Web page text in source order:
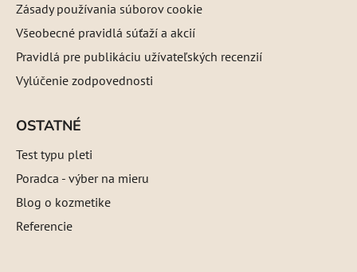
Zásady používania súborov cookie
Všeobecné pravidlá súťaží a akcií
Pravidlá pre publikáciu užívateľských recenzií
Vylúčenie zodpovednosti
OSTATNÉ
Test typu pleti
Poradca - výber na mieru
Blog o kozmetike
Referencie